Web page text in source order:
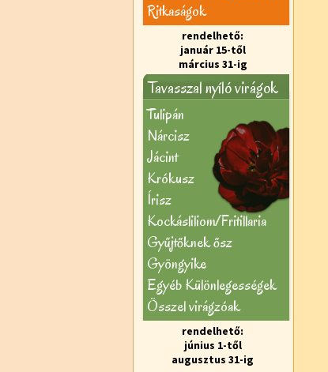
Ritkaságok
rendelhető:
január 15-től
március 31-ig
Tavasszal nyíló virágok
Tulipán
Nárcisz
Jácint
Krókusz
Írisz
Kockásliliom/Fritillaria
Gyűjtőknek ősz
Gyöngyike
Egyéb Különlegességek
Õsszel virágzóak
rendelhető:
június 1-től
augusztus 31-ig